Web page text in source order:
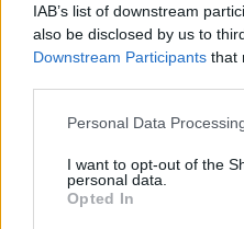
IAB’s list of downstream
also be disclosed by us to
Downstream Participants that
Personal Data
I want to opt-out of the
personal data.
Opted In